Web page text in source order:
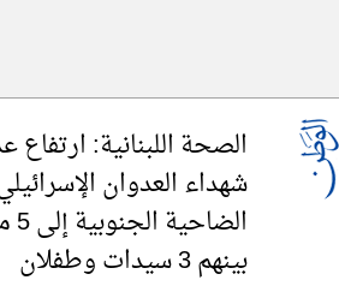
الصحة اللبنانية: ارتفاع
شهداء العدوان
بينهم 3 سيدات وطفلان